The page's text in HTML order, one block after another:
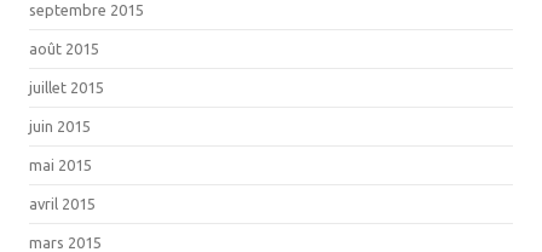
septembre 2015
août 2015
juillet 2015
juin 2015
mai 2015
avril 2015
mars 2015